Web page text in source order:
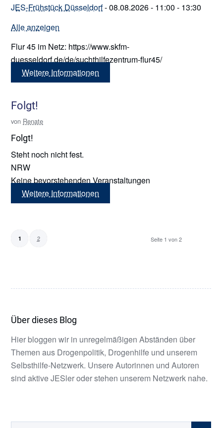
JES-Frühstück Düsseldorf- 08.08.2026 - 11:00 - 13:30
Alle anzeigen
Flur 45 im Netz: https://www.skfm-
duesseldorf.de/de/suchthilfezentrum-flur45/
Weitere Informationen
Folgt!
von Renate
Folgt!
Steht noch nicht fest.
NRW
Keine bevorstehenden Veranstaltungen
Weitere Informationen
Seite 1 von 2
1 2
Über dieses Blog
Hier bloggen wir in unregelmäßigen Abständen über
Themen aus Drogenpolitik, Drogenhilfe und unserem
Selbsthilfe-Netzwerk. Unsere Autorinnen und Autoren
sind aktive JESler oder stehen unserem Netzwerk nahe.